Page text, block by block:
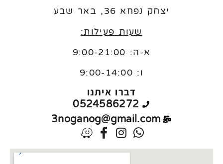
יצחק נפחא 36, באר שבע
שעות פעילות:
א-ה: 9:00-21:00
ו: 9:00-14:00
דברו איתנו
0524586272
3noganog@gmail.com